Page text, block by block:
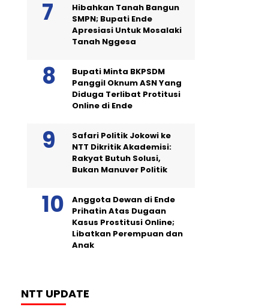
Hibahkan Tanah Bangun
SMPN; Bupati Ende
Apresiasi Untuk Mosalaki
Tanah Nggesa
Bupati Minta BKPSDM
Panggil Oknum ASN Yang
Diduga Terlibat Protitusi
Online di Ende
Safari Politik Jokowi ke
NTT Dikritik Akademisi:
Rakyat Butuh Solusi,
Bukan Manuver Politik
Anggota Dewan di Ende
Prihatin Atas Dugaan
Kasus Prostitusi Online;
Libatkan Perempuan dan
Anak
NTT UPDATE